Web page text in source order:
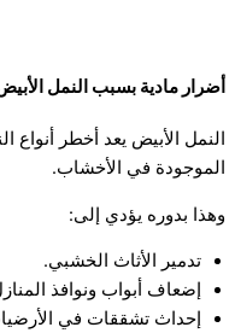
أضرار مادية بسبب النمل
النمل الأبيض يعد أخطر أنواع
الموجودة في الأخشاب.
وهذا بدوره يؤدي إلى:
تدمير الأثاث الخشبي.
إضعاف أبواب ونوافذ
إحداث تشققات في